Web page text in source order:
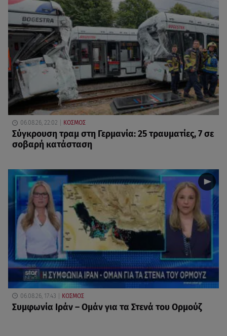
06.08.26, 22:02 ΚΟΣΜΟΣ
Σύγκρουση τραμ στη Γερμανία: 25 τραυματίες, 7 σε
σοβαρή κατάσταση
06.08.26, 17:43 ΚΟΣΜΟΣ
Συμφωνία Ιράν – Ομάν για τα Στενά του Ορμούζ